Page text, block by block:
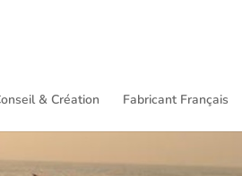
& Création Fabricant Français